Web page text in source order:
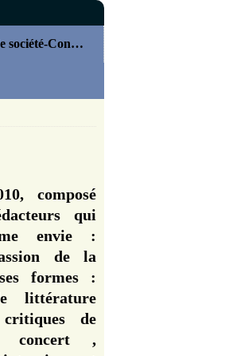
On joue (jeu de société-Concours)
composé
qui
envie :
de la
formes :
littérature
de
concert ,